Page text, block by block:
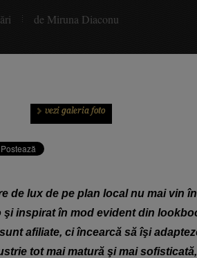
de Miruna Diaconu
de lux de pe plan local nu mai vin
şi inspirat în mod evident din
afiliate, ci încearcă să îşi
tot mai matură şi mai